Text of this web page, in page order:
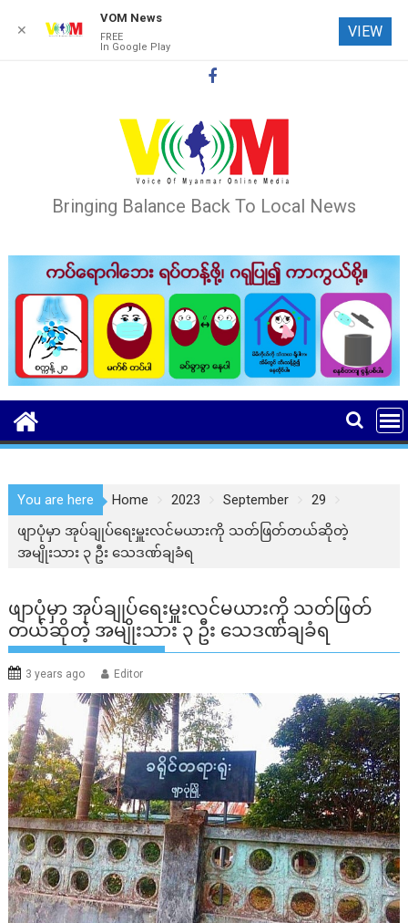
Bringing Balance Back To Local News
You are here Home 2023 September
29
ဖျာပုံမှာ အုပ်ချုပ်ရေးမှူးလင်မယားကို သတ်ဖြတ်တယ်ဆိုတဲ့
အမျိုးသား ၃ ဦး သေဒဏ်ချခံရ
ဖျာပုံမှာ အုပ်ချုပ်ရေးမှူးလင်မယားကို သတ်ဖြတ်
တယ်ဆိုတဲ့ အမျိုးသား ၃ ဦး သေဒဏ်ချခံရ
3 years ago Editor
✕
VOM News
FREE
In Google Play
VIEW